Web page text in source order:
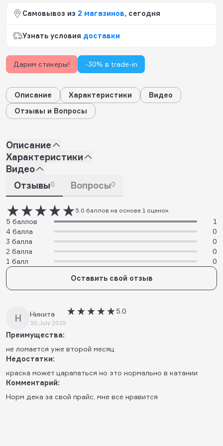
Самовывоз из 2 магазинов, сегодня
Узнать условия доставки
Дарим стикеры! -30% в trade-in
Описание Характеристики
Видео
Отзывы и Вопросы
Описание
Характеристики
Видео
Отзывы0 Вопросы0
5.0 баллов на основе 1 оценок
5 баллов
1
4 балла
0
3 балла
0
2 балла
0
1 балл
0
Оставить свой отзыв
Н Никита
30 July 2025
5.0
Преимущества:
не ломается уже второй месяц
Недостатки:
краска может царапаться но это нормально в катании
Комментарий:
Норм дека за свой прайс, мне все нравится